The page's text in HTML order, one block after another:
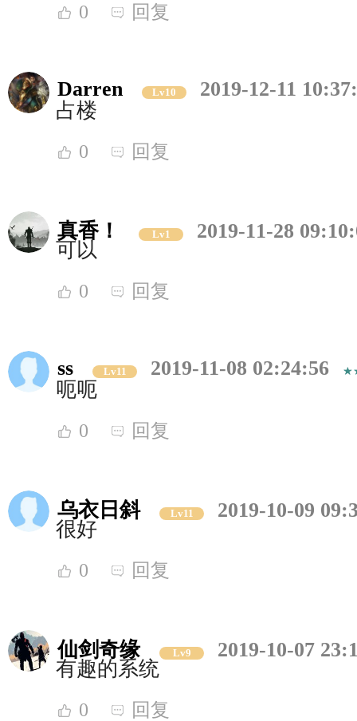
0 回复
Darren Lv10
2019-12-11
占楼
0 回复
真香！ Lv1
2019-11-28
可以
0 回复
ss Lv11
2019-11-08 02:24:56
呃呃
0 回复
乌衣日斜 Lv11
2019-10-09
很好
0 回复
仙剑奇缘 Lv9
2019-10-07
有趣的系统
0 回复